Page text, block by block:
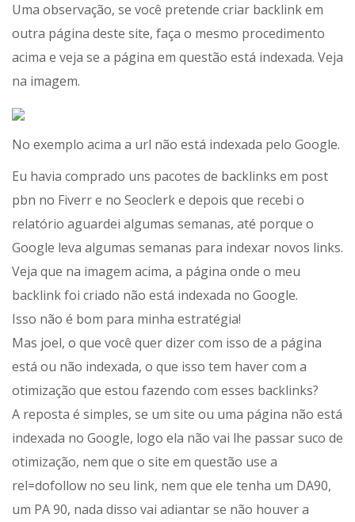
Uma observação, se você pretende criar backlink em
outra página deste site, faça o mesmo procedimento
acima e veja se a página em questão está indexada. Veja
na imagem.
No exemplo acima a url não está indexada pelo Google.
Eu havia comprado uns pacotes de backlinks em post
pbn no Fiverr e no Seoclerk e depois que recebi o
relatório aguardei algumas semanas, até porque o
Google leva algumas semanas para indexar novos links.
Veja que na imagem acima, a página onde o meu
backlink foi criado não está indexada no Google.
Isso não é bom para minha estratégia!
Mas joel, o que você quer dizer com isso de a página
está ou não indexada, o que isso tem haver com a
otimização que estou fazendo com esses backlinks?
A reposta é simples, se um site ou uma página não está
indexada no Google, logo ela não vai lhe passar suco de
otimização, nem que o site em questão use a
rel=dofollow no seu link, nem que ele tenha um DA90,
um PA 90, nada disso vai adiantar se não houver a